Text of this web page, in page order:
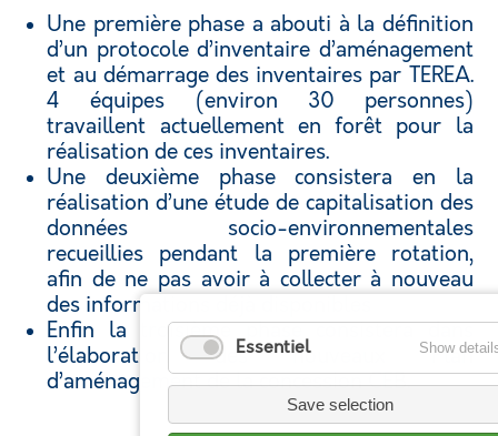
Une première phase a abouti à la définition
d’un protocole d’inventaire d’aménagement
et au démarrage des inventaires par TEREA.
4 équipes (environ 30 personnes)
travaillent actuellement en forêt pour la
réalisation de ces inventaires.
Une deuxième phase consistera en la
réalisation d’une étude de capitalisation des
données socio-environnementales
recueillies pendant la première rotation,
afin de ne pas avoir à collecter à nouveau
des informations déjà disponibles
Enfin la troisième phase consistera dans
l’élaboration des nouveaux Plan
d’aménagement de la concession CEB.
Essentiel Show
Save selection